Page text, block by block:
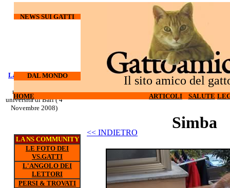
Il sito amico del
DAL MONDO
NEWS SUI GATTI
HOME ARTICOLI SALUTE
Simba
<< INDIETRO
LA NS COMMUNITY
LE FOTO DEI
VS.GATTI
L'ANGOLO DEI
LETTORI
PERSI & TROVATI
I gatti
Ottobre 2008)
Laureati su cani e
nuovo corso all'
universita di Bari ( 4
Novembre 2008)